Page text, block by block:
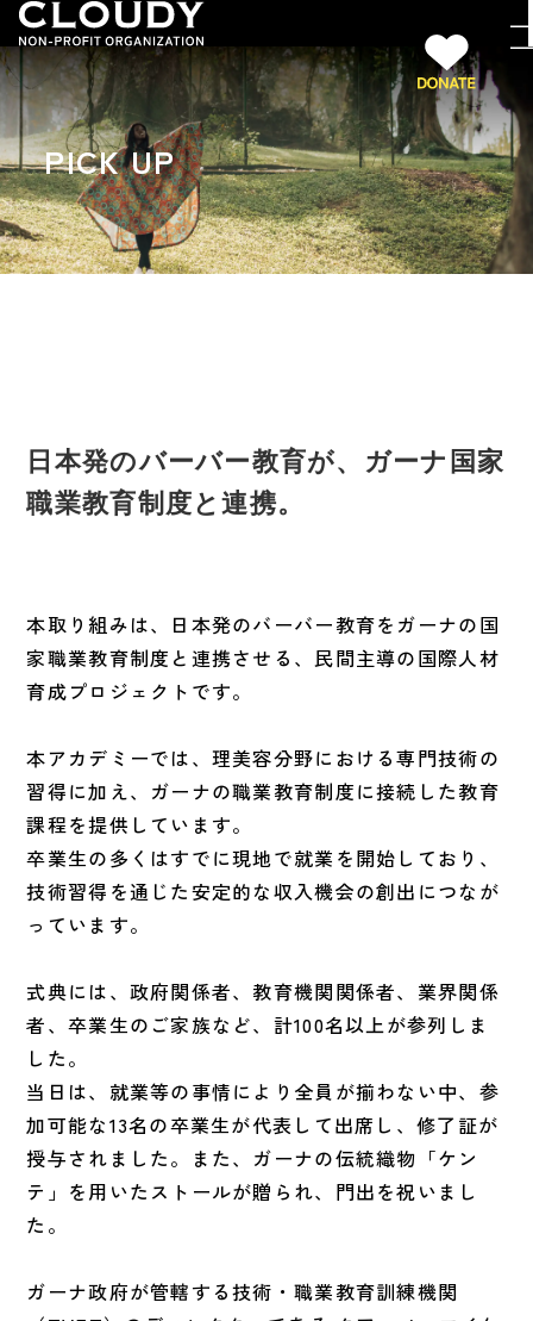
PICK UP
日本発のバーバー教育が、ガーナ国家
職業教育制度と連携。
本取り組みは、日本発のバーバー教育をガーナの国
家職業教育制度と連携させる、民間主導の国際人材
育成プロジェクトです。
本アカデミーでは、理美容分野における専門技術の
習得に加え、ガーナの職業教育制度に接続した教育
課程を提供しています。
卒業生の多くはすでに現地で就業を開始しており、
技術習得を通じた安定的な収入機会の創出につなが
っています。
式典には、政府関係者、教育機関関係者、業界関係
者、卒業生のご家族など、計100名以上が参列しま
した。
当日は、就業等の事情により全員が揃わない中、参
加可能な13名の卒業生が代表して出席し、修了証が
授与されました。また、ガーナの伝統織物「ケン
テ」を用いたストールが贈られ、門出を祝いまし
た。
ガーナ政府が管轄する技術・職業教育訓練機関